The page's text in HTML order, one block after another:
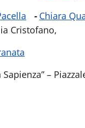
- Chiara
Cristofano,
–